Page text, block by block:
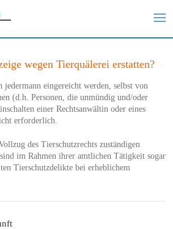
wegen Tierquälerei erstatten?
jedermann eingereicht werden, selbst von
(d.h. Personen, die unmündig und/oder
einer Rechtsanwältin oder eines
erforderlich.
des Tierschutzrechts zuständigen
im Rahmen ihrer amtlichen Tätigkeit sogar
Tierschutzdelikte bei erheblichem